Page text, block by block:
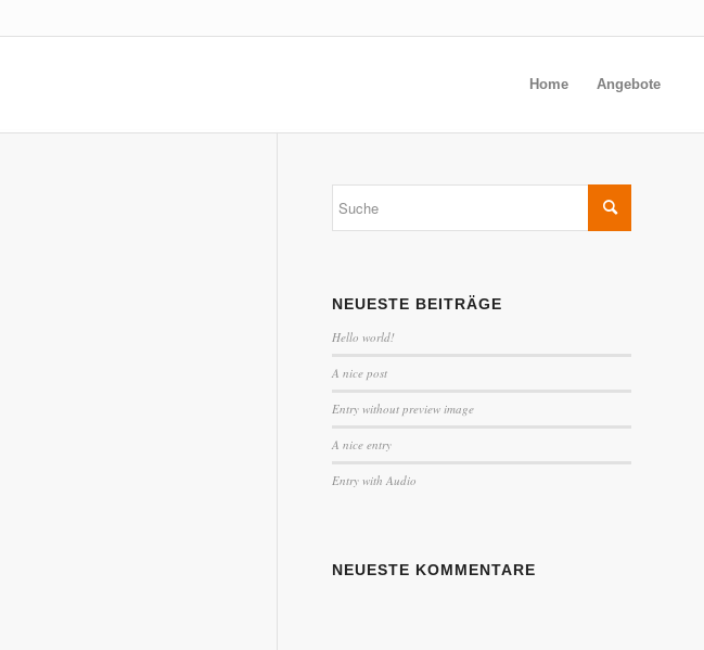
Home Angebote
NEUESTE BEITRÄGE
Hello world!
A nice post
Entry without preview image
A nice entry
Entry with Audio
NEUESTE KOMMENTARE